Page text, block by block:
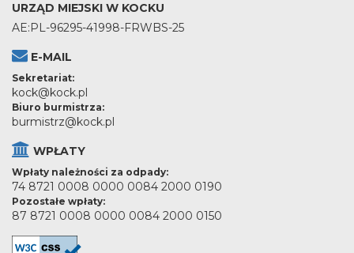
URZĄD MIEJSKI W KOCKU
AE:PL-96295-41998-FRWBS-25
E-MAIL
Sekretariat:
kock@kock.pl
Biuro burmistrza:
burmistrz@kock.pl
WPŁATY
Wpłaty należności za odpady:
74 8721 0008 0000 0084 2000 0190
Pozostałe wpłaty:
87 8721 0008 0000 0084 2000 0150